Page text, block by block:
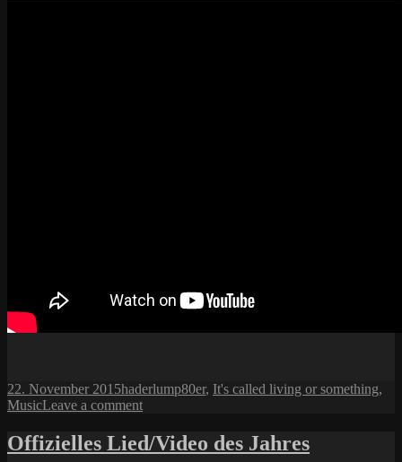
Posted
on
22. November 2015Author
haderlumpCategories
80er, It's called living or something,
MusicLeave a commenton
der
Link
Offizielles Lied/Video des Jahres